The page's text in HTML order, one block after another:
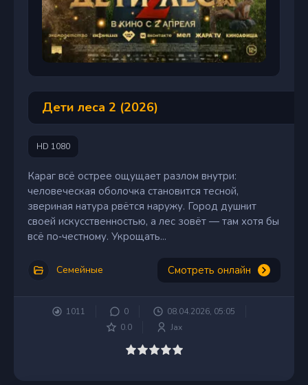
Дети леса 2 (2026)
HD 1080
Караг всё острее ощущает разлом внутри:
человеческая оболочка становится тесной,
звериная натура рвётся наружу. Город душнит
своей искусственностью, а лес зовёт — там хотя бы
всё по‑честному. Укрощать...
Семейные Смотреть онлайн
1011 0
08.04.2026, 05:05
0.0
Jax